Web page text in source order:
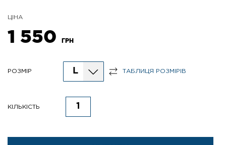
ЦІНА
1 550 ГРН
РОЗМІР L ТАБЛИЦЯ РОЗМІРІВ
КІЛЬКІСТЬ